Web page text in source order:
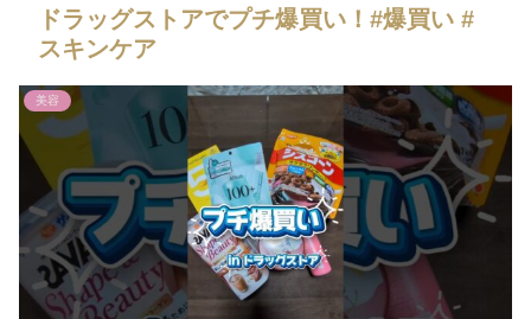
ドラッグストアでプチ爆買い！#爆買い #
スキンケア
美容